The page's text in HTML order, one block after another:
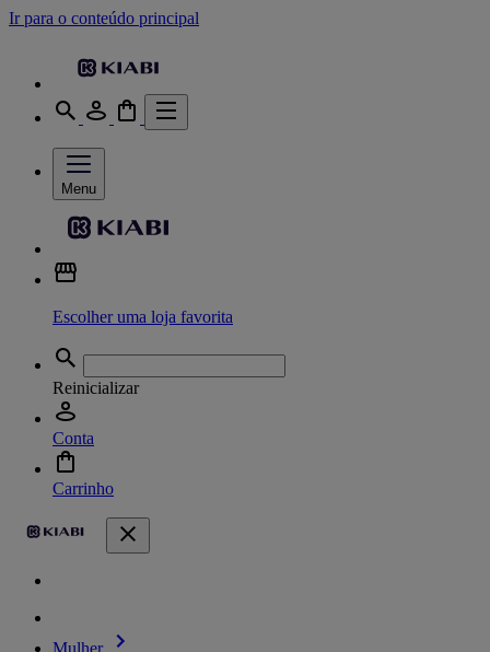
Ir para o conteúdo principal
Menu
Escolher uma loja favorita
Reinicializar
Conta
Carrinho
Mulher